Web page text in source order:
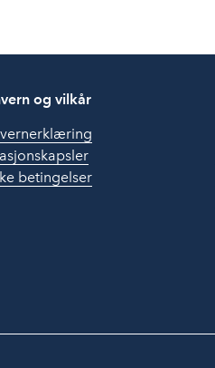
og vilkår
betingelser